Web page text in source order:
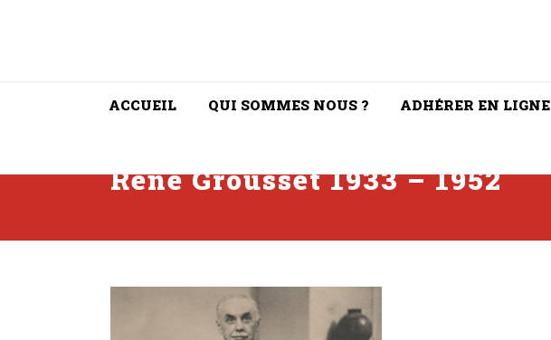
ACCUEIL QUI SOMMES NOUS ? ADHÉRER EN LIGNE
René Grousset 1933 – 1952